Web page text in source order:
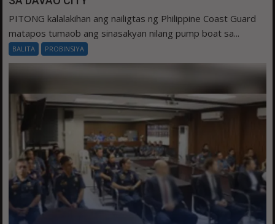
PITONG kalalakihan ang nailigtas ng Philippine Coast Guard
matapos tumaob ang sinasakyan nilang pump boat sa...
BALITA PROBINSIYA